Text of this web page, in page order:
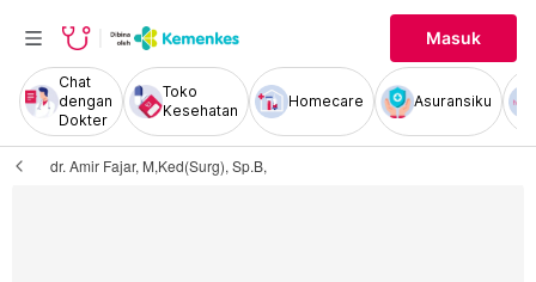
Masuk
Chat
dengan
Dokter
Toko
Kesehatan
Homecare Asuransiku
dr. Amir Fajar, M,Ked(Surg), Sp.B,